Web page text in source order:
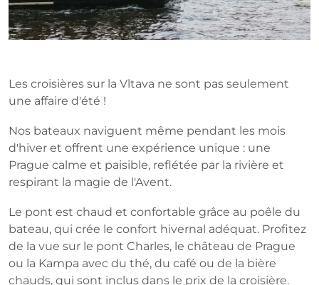
Les croisières sur la Vltava ne sont pas seulement
une affaire d'été !
Nos bateaux naviguent même pendant les mois
d'hiver et offrent une expérience unique : une
Prague calme et paisible, reflétée par la rivière et
respirant la magie de l'Avent.
Le pont est chaud et confortable grâce au poêle du
bateau, qui crée le confort hivernal adéquat. Profitez
de la vue sur le pont Charles, le château de Prague
ou la Kampa avec du thé, du café ou de la bière
chauds, qui sont inclus dans le prix de la croisière.